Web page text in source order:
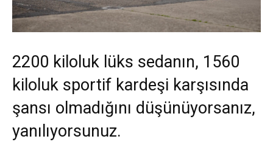
2200 kiloluk lüks sedanın, 1560
kiloluk sportif kardeşi karşısında
şansı olmadığını düşünüyorsanız,
yanılıyorsunuz.